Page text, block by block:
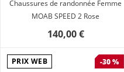
Chaussures de randonnée Femme
MOAB SPEED 2 Rose
140,00 €
PRIX WEB -30 %